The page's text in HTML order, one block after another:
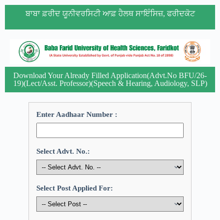
ਬਾਬਾ ਫ਼ਰੀਦ ਯੂਨੀਵਰਸਿਟੀ ਆਫ਼ ਹੈਲਥ ਸਾਇੰਸਿਜ਼, ਫਰੀਦਕੋਟ
Download Your Already Filled Application(Advt.No BFU/26-
19)(Lect/Asst. Professor)(Speech & Hearing, Audiology, SLP)
Enter Aadhaar Number :
Select Advt. No.:
Select Post Applied For: